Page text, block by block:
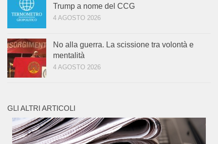
Trump a nome del CCG
4 AGOSTO 2026
No alla guerra. La scissione tra volontà e
mentalità
4 AGOSTO 2026
GLI ALTRI ARTICOLI